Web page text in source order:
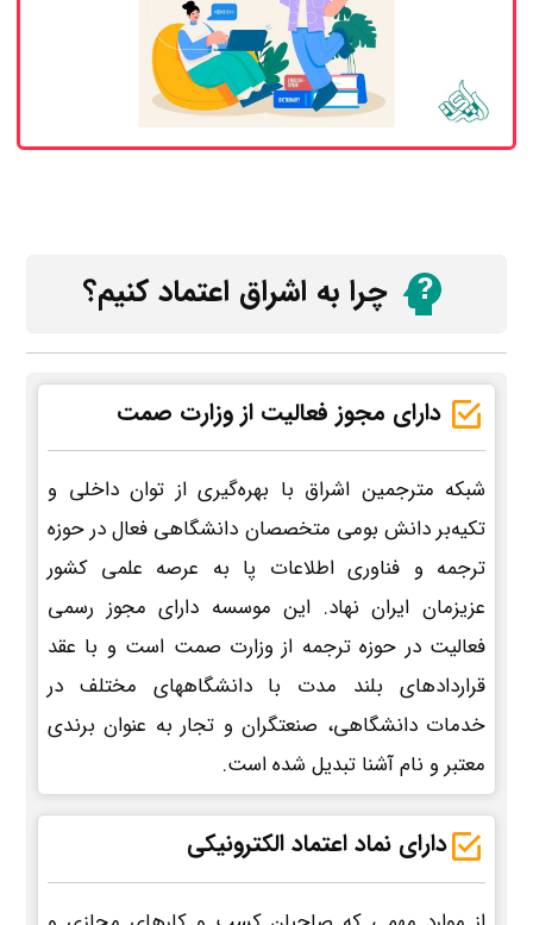
چرا به اشراق اعتماد کنیم؟
دارای مجوز فعالیت از وزارت صمت
شبکه مترجمین اشراق با بهره‌گیری از توان داخلی و
تکیه‌بر دانش بومی متخصصان دانشگاهی فعال در حوزه
ترجمه و فناوری اطلاعات پا به عرصه علمی کشور
عزیزمان ایران نهاد. این موسسه دارای مجوز رسمی
فعالیت در حوزه ترجمه از وزارت صمت است و با عقد
قراردادهای بلند مدت با دانشگاههای مختلف در
خدمات دانشگاهی، صنعتگران و تجار به عنوان برندی
معتبر و نام آشنا تبدیل شده است.
دارای نماد اعتماد الکترونیکی